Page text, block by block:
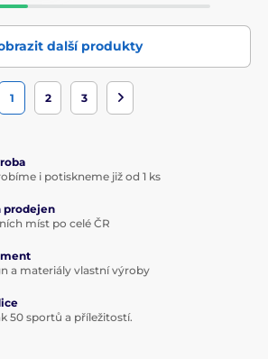
další produkty
1 2 3
i potiskneme již od 1 ks
prodejen
míst po celé ČR
a materiály vlastní výroby
50 sportů a příležitostí.